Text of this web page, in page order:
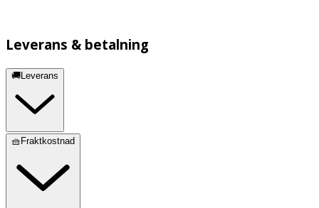
Leverans & betalning
🚚Leverans
🧺Fraktkostnad